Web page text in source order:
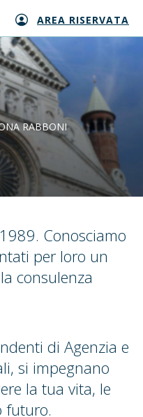
AREA RISERVATA
RABBONI
Conosciamo
per loro un
consulenza
di Agenzia e
si impegnano
la tua vita, le
futuro.